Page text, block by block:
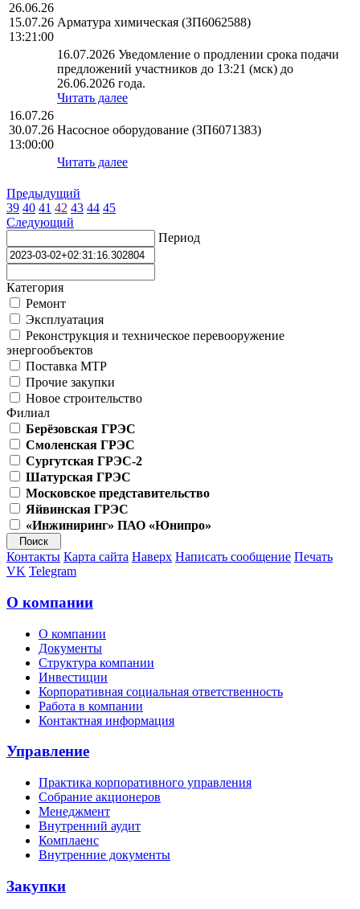
26.06.26
15.07.26
13:21:00
Арматура химическая (ЗП6062588)
16.07.2026 Уведомление о продлении срока подачи
предложений участников до 13:21 (мск) до
26.06.2026 года.
Читать далее
16.07.26
30.07.26
13:00:00
Насосное оборудование (ЗП6071383)
Читать далее
Предыдущий
39 40 41 42 43 44 45
Следующий
Период
Категория
Ремонт
Эксплуатация
Реконструкция и техническое перевооружение
энергообъектов
Поставка МТР
Прочие закупки
Новое строительство
Филиал
Берёзовская ГРЭС
Смоленская ГРЭС
Сургутская ГРЭС-2
Шатурская ГРЭС
Московское представительство
Яйвинская ГРЭС
«Инжиниринг» ПАО «Юнипро»
Контакты Карта сайта Наверх Написать сообщение Печать
VK Telegram
О компании
О компании
Документы
Структура компании
Инвестиции
Корпоративная социальная ответственность
Работа в компании
Контактная информация
Управление
Практика корпоративного управления
Собрание акционеров
Менеджмент
Внутренний аудит
Комплаенс
Внутренние документы
Закупки